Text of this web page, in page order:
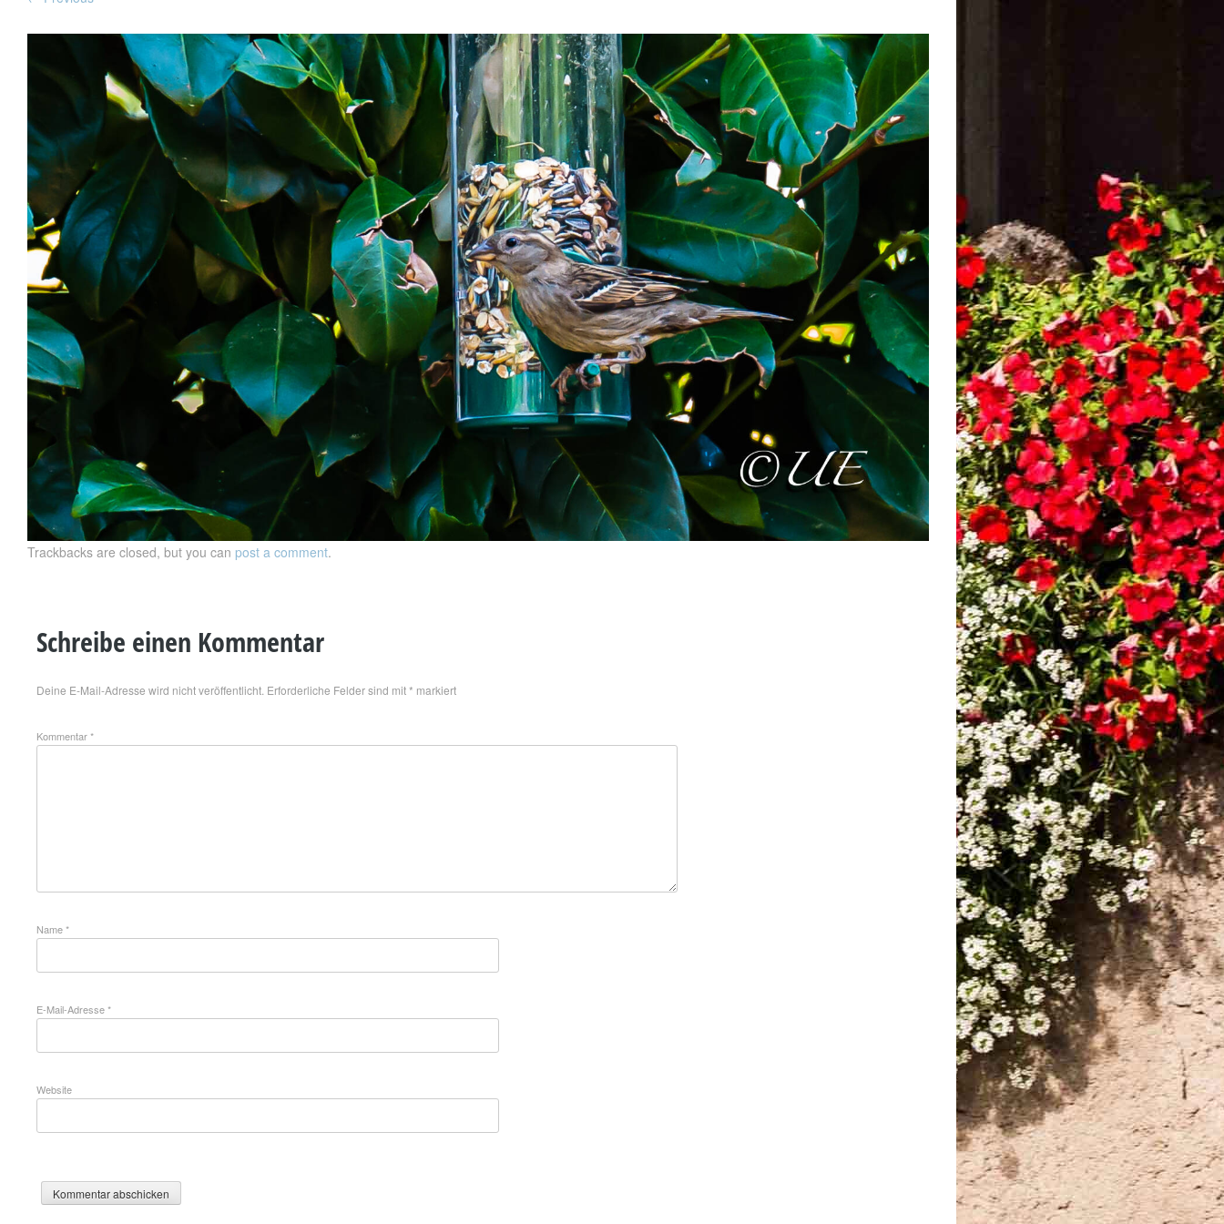
Trackbacks are closed, but you can post a comment.
Schreibe einen Kommentar
Deine E-Mail-Adresse wird nicht veröffentlicht. Erforderliche Felder sind mit* markiert
Kommentar*
Name*
E-Mail-Adresse*
Website